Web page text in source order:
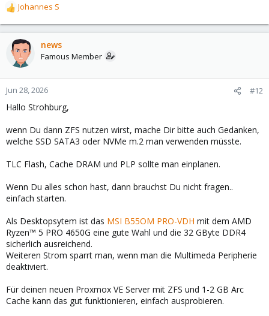
R
e
a
o
n
s
:
Johannes S
news
Famous Member
Jun 28, 2026 #12
Hallo Strohburg,
wenn Du dann ZFS nutzen wirst, mache Dir bitte auch Gedanken,
welche SSD SATA3 oder NVMe m.2 man verwenden müsste.
TLC Flash, Cache DRAM und PLP sollte man einplanen.
Wenn Du alles schon hast, dann brauchst Du nicht fragen..
einfach starten.
Als Desktopsytem ist das MSI B55OM PRO-VDH mit dem AMD
Ryzen™ 5 PRO 4650G eine gute Wahl und die 32 GByte DDR4
sicherlich ausreichend.
Weiteren Strom sparrt man, wenn man die Multimeda Peripherie
deaktiviert.
Für deinen neuen Proxmox VE Server mit ZFS und 1-2 GB Arc
Cache kann das gut funktionieren, einfach ausprobieren.